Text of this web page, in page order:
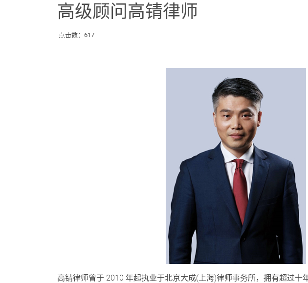
高级顾问高锖律师
点击数：617
高锖律师曾于 2010 年起执业于北京大成(上海)律师事务所，拥有超过十